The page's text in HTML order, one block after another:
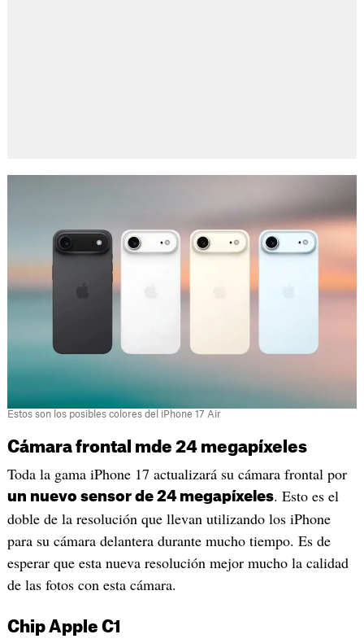
Estos son los posibles colores del iPhone 17 Air
Cámara frontal mde 24 megapíxeles
Toda la gama iPhone 17 actualizará su cámara frontal por
un nuevo sensor de 24 megapíxeles. Esto es el
doble de la resolución que llevan utilizando los iPhone
para su cámara delantera durante mucho tiempo. Es de
esperar que esta nueva resolución mejor mucho la calidad
de las fotos con esta cámara.
Chip Apple C1